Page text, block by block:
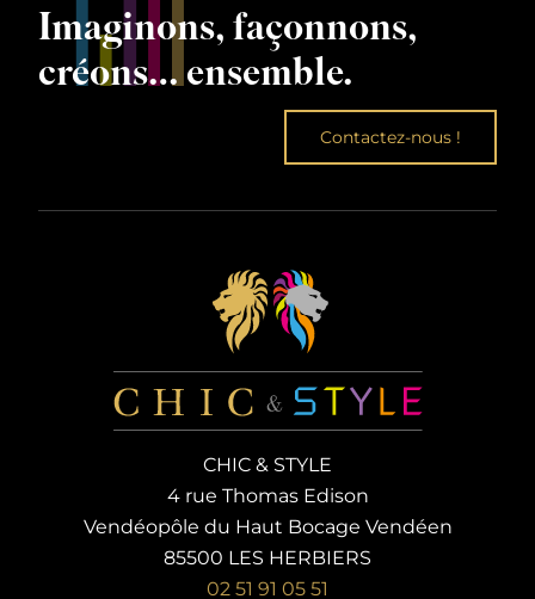
Imaginons, façonnons,
créons… ensemble.
Contactez-nous !
CHIC & STYLE
4 rue Thomas Edison
Vendéopôle du Haut Bocage Vendéen
85500 LES HERBIERS
02 51 91 05 51